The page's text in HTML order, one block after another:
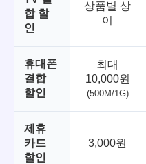
합 할
인
상품별 상
이
휴대폰
결합
할인
최대
10,000원
(500M/1G)
제휴
카드
할인
3,000원